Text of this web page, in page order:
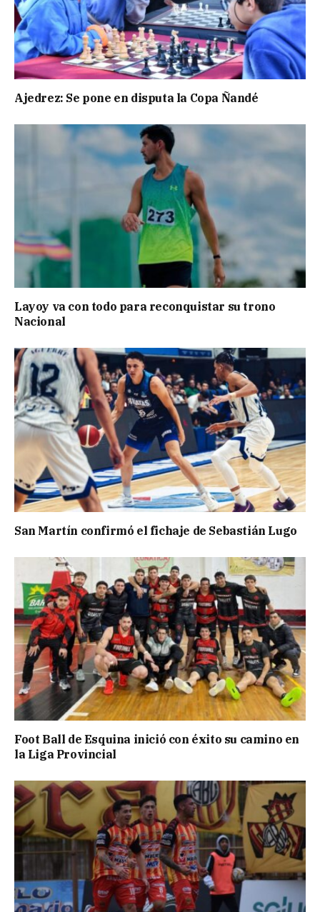
Ajedrez: Se pone en disputa la Copa Ñandé
Layoy va con todo para reconquistar su trono
Nacional
San Martín confirmó el fichaje de Sebastián Lugo
Foot Ball de Esquina inició con éxito su camino en
la Liga Provincial